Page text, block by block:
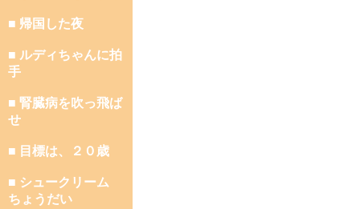
■ 帰国した夜
■ ルディちゃんに拍
手
■ 腎臓病を吹っ飛ば
せ
■ 目標は、２０歳
■ シュークリーム
ちょうだい